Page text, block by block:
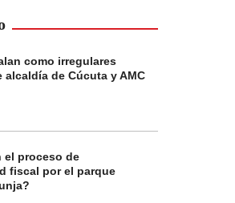
como irregulares
de Cúcuta y AMC
el proceso de
fiscal por el parque